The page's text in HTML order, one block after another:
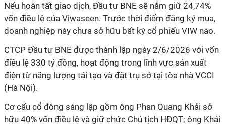
Nếu hoàn tất giao dịch, Đầu tư BNE sẽ nắm giữ 24,74%
vốn điều lệ của Viwaseen. Trước thời điểm đăng ký mua,
doanh nghiệp này chưa sở hữu bất kỳ cổ phiếu VIW nào.
CTCP Đầu tư BNE được thành lập ngày 2/6/2026 với vốn
điều lệ 330 tỷ đồng, hoạt động trong lĩnh vực sản xuất
điện từ năng lượng tái tạo và đặt trụ sở tại tòa nhà VCCI
(Hà Nội).
Cơ cấu cổ đông sáng lập gồm ông Phan Quang Khải sở
hữu 40% vốn điều lệ và giữ chức Chủ tịch HĐQT; ông Khải